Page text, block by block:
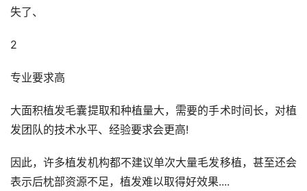
失了、
2
专业要求高
大面积植发毛囊提取和种植量大，需要的手术时间长，对植
发团队的技术水平、经验要求会更高!
因此，许多植发机构都不建议单次大量毛发移植，甚至还会
表示后枕部资源不足，植发难以取得好效果....